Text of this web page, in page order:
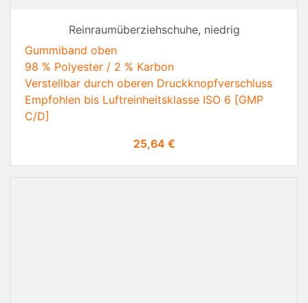
Reinraumüberziehschuhe, niedrig
Gummiband oben
98 % Polyester / 2 % Karbon
Verstellbar durch oberen Druckknopfverschluss
Empfohlen bis Luftreinheitsklasse ISO 6 [GMP
C/D]
Preis
25,64 €